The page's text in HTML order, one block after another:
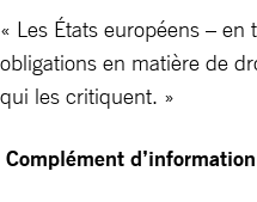
« Les États européens –
obligations en matière de
qui les critiquent. »
Complément d’information